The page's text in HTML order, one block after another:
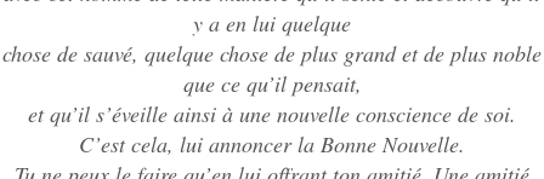
y a en lui quelque
chose de sauvé, quelque chose de plus grand et de plus noble
que ce qu’il pensait,
et qu’il s’éveille ainsi à une nouvelle conscience de soi.
C’est cela, lui annoncer la Bonne Nouvelle.